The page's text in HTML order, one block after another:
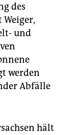
des
und
werden
Abfälle
hält